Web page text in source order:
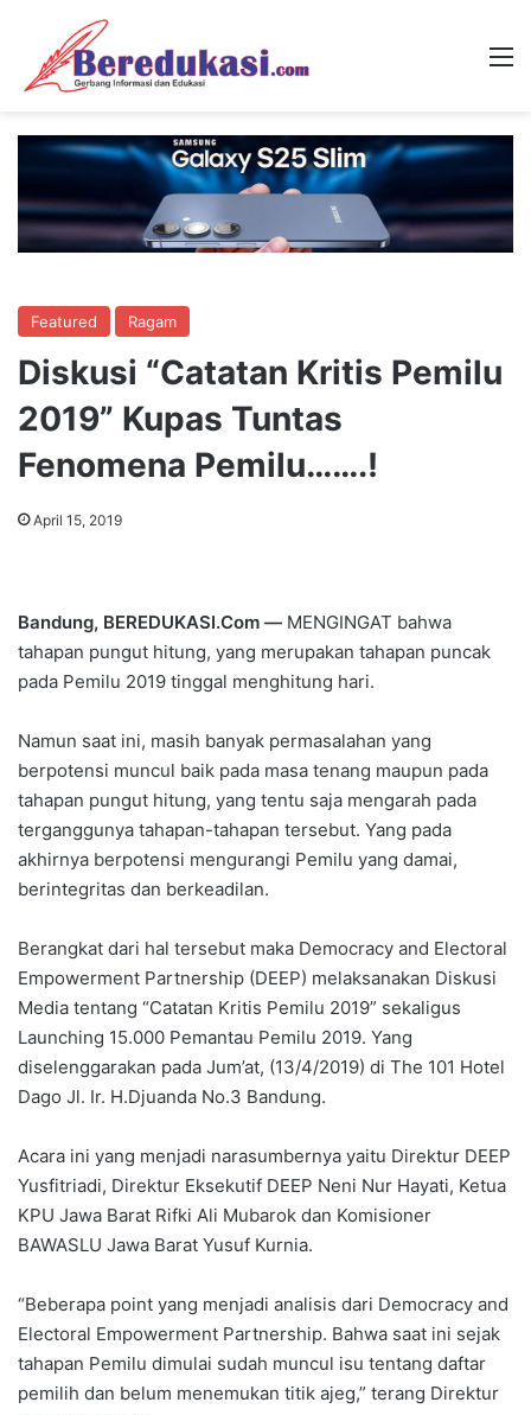
Featured Ragam
Diskusi “Catatan Kritis Pemilu
2019” Kupas Tuntas
Fenomena Pemilu…….!
April 15, 2019
Bandung, BEREDUKASI.Com — MENGINGAT bahwa
tahapan pungut hitung, yang merupakan tahapan puncak
pada Pemilu 2019 tinggal menghitung hari.
Namun saat ini, masih banyak permasalahan yang
berpotensi muncul baik pada masa tenang maupun pada
tahapan pungut hitung, yang tentu saja mengarah pada
terganggunya tahapan-tahapan tersebut. Yang pada
akhirnya berpotensi mengurangi Pemilu yang damai,
berintegritas dan berkeadilan.
Berangkat dari hal tersebut maka Democracy and Electoral
Empowerment Partnership (DEEP) melaksanakan Diskusi
Media tentang “Catatan Kritis Pemilu 2019” sekaligus
Launching 15.000 Pemantau Pemilu 2019. Yang
diselenggarakan pada Jum’at, (13/4/2019) di The 101 Hotel
Dago Jl. Ir. H.Djuanda No.3 Bandung.
Acara ini yang menjadi narasumbernya yaitu Direktur DEEP
Yusfitriadi, Direktur Eksekutif DEEP Neni Nur Hayati, Ketua
KPU Jawa Barat Rifki Ali Mubarok dan Komisioner
BAWASLU Jawa Barat Yusuf Kurnia.
“Beberapa point yang menjadi analisis dari Democracy and
Electoral Empowerment Partnership. Bahwa saat ini sejak
tahapan Pemilu dimulai sudah muncul isu tentang daftar
pemilih dan belum menemukan titik ajeg,” terang Direktur